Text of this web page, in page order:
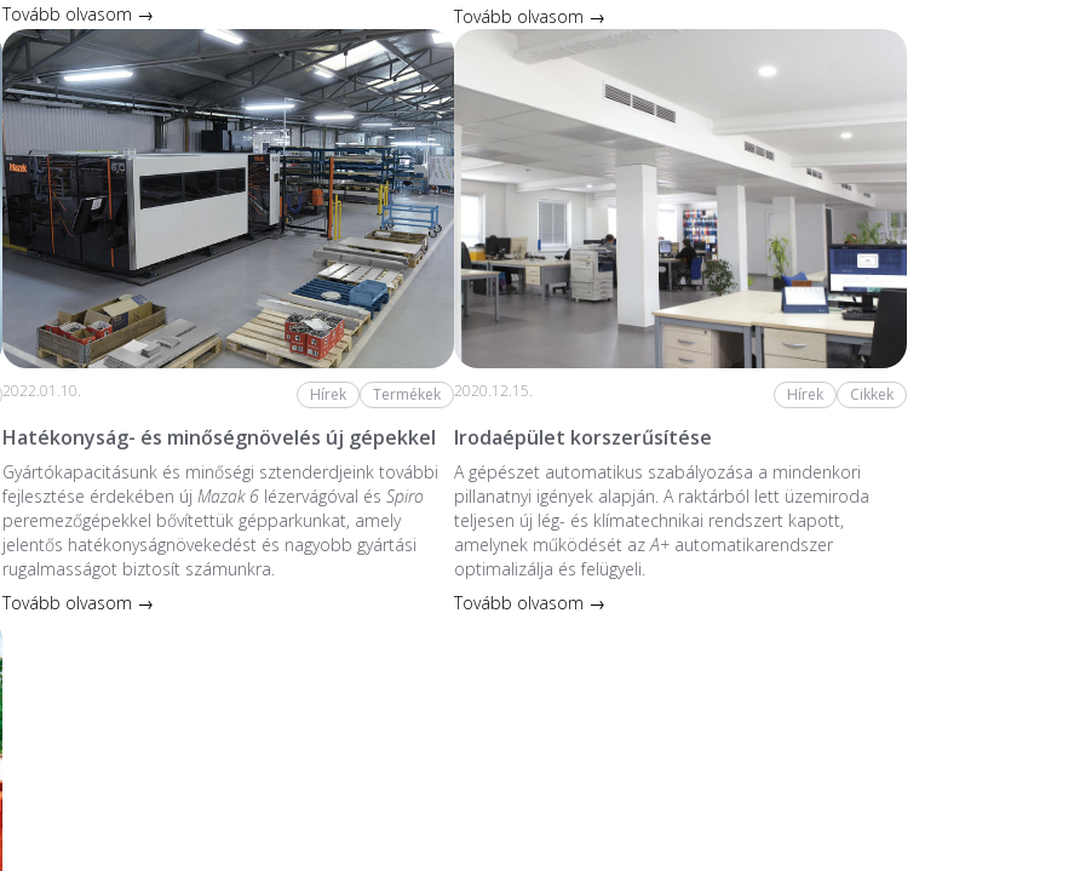
Tovább olvasom →
Tovább olvasom →
2022.01.10. Hírek Termékek
Hatékonyság- és minőségnövelés új gépekkel
Gyártókapacitásunk és minőségi sztenderdjeink további
fejlesztése érdekében új Mazak 6lézervágóval és Spiro
peremezőgépekkel bővítettük gépparkunkat, amely
jelentős hatékonyságnövekedést és nagyobb gyártási
rugalmasságot biztosít számunkra.
Tovább olvasom →
2020.12.15. Hírek Cikkek
Irodaépület korszerűsítése
A gépészet automatikus szabályozása a mindenkori
pillanatnyi igények alapján. A raktárból lett üzemiroda
teljesen új lég- és klímatechnikai rendszert kapott,
amelynek működését azA+ automatikarendszer
optimalizálja és felügyeli.
Tovább olvasom →